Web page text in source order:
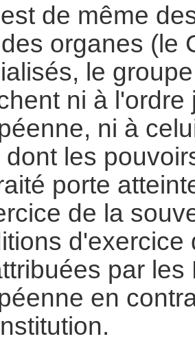
de même
organes (le
le
ni à
ni à
dont les
porte
de la
par
en